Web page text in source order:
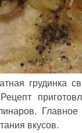
грудинка
вкусов.